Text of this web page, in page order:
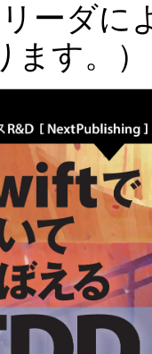
ーダに
す。）